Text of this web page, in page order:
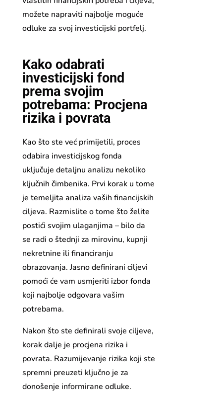
možete napraviti najbolje moguće
odluke za svoj investicijski portfelj.
Kako odabrati
investicijski fond
prema svojim
potrebama: Procjena
rizika i povrata
Kao što ste već primijetili, proces
odabira investicijskog fonda
uključuje detaljnu analizu nekoliko
ključnih čimbenika. Prvi korak u tome
je temeljita analiza vaših financijskih
ciljeva. Razmislite o tome što želite
postići svojim ulaganjima – bilo da
se radi o štednji za mirovinu, kupnji
nekretnine ili financiranju
obrazovanja. Jasno definirani ciljevi
pomoći će vam usmjeriti izbor fonda
koji najbolje odgovara vašim
potrebama.
Nakon što ste definirali svoje ciljeve,
korak dalje je procjena rizika i
povrata. Razumijevanje rizika koji ste
spremni preuzeti ključno je za
donošenje informirane odluke.